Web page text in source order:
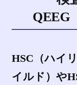
QEEG
HSC（ハイ
イルド）や